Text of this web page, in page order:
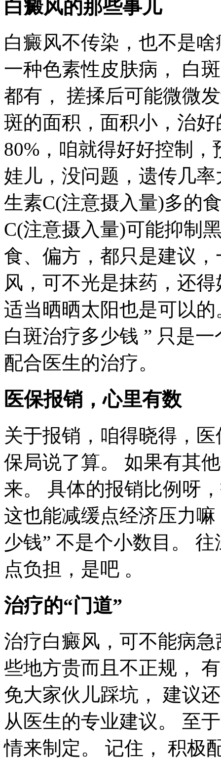
白癜风的那些事儿
白癜风不传染，也不是
一种色素性皮肤病， 白
都有， 搓揉后可能微微
斑的面积，面积小，治
80%，咱就得好好控制
娃儿，没问题，遗传几
生素C(注意摄入量)多的
C(注意摄入量)可能抑制
食、偏方，都只是建议
风，可不光是抹药，还
适当晒晒太阳也是可以
白斑治疗多少钱 ” 只是
配合医生的治疗。
医保报销，心里有数
关于报销，咱得晓得，
保局说了算。 如果有其
来。 具体的报销比例呀
这也能减缓点经济压力
少钱” 不是个小数目。
点负担，是吧 。
治疗的“门道”
治疗白癜风，可不能病
些地方贵而且不正规，
免大家伙儿踩坑， 建议
从医生的专业建议。 至
情来制定。 记住， 积极